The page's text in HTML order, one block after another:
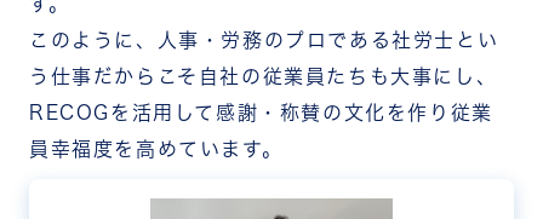
す。
このように、人事・労務のプロである社労士とい
う仕事だからこそ自社の従業員たちも大事にし、
RECOGを活用して感謝・称賛の文化を作り従業
員幸福度を高めています。